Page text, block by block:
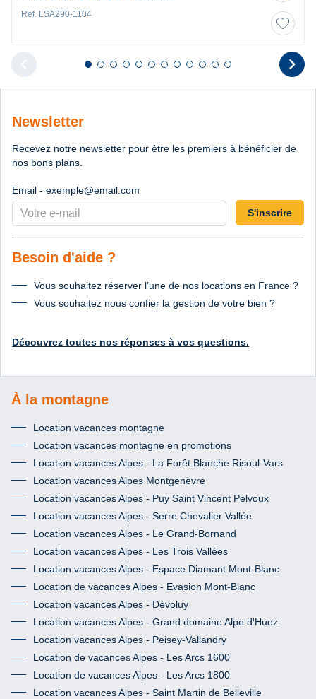
Diapositive
Ref. LSA290-1104
chevron_right
Diapositive 1 sur 12
Diapositive 2 sur 12
Diapositive 3 sur 12
Diapositive 4 sur 12
Diapositive 5 sur 12
Diapositive 6 sur 12
Diapositive 7 sur 12
Diapositive 8 sur 12
Diapositive 9 sur 12
Diapositive 10 sur 12
Diapositive 11 sur 12
Diapositive 12 sur
Newsletter
Recevez notre newsletter pour être les premiers à bénéficier de
nos bons plans.
Email - exemple@email.com
S'inscrire
Besoin d'aide ?
Vous souhaitez réserver l’une de nos locations en France ?
Vous souhaitez nous confier la gestion de votre bien ?
Découvrez toutes nos réponses à vos questions.
À la montagne
Location vacances montagne
Location vacances montagne en promotions
Location vacances Alpes - La Forêt Blanche Risoul-Vars
Location vacances Alpes Montgenèvre
Location vacances Alpes - Puy Saint Vincent Pelvoux
Location vacances Alpes - Serre Chevalier Vallée
Location vacances Alpes - Le Grand-Bornand
Location vacances Alpes - Les Trois Vallées
Location vacances Alpes - Espace Diamant Mont-Blanc
Location de vacances Alpes - Evasion Mont-Blanc
Location vacances Alpes - Dévoluy
Location vacances Alpes - Grand domaine Alpe d'Huez
Location vacances Alpes - Peisey-Vallandry
Location de vacances Alpes - Les Arcs 1600
Location de vacances Alpes - Les Arcs 1800
Location vacances Alpes - Saint Martin de Belleville